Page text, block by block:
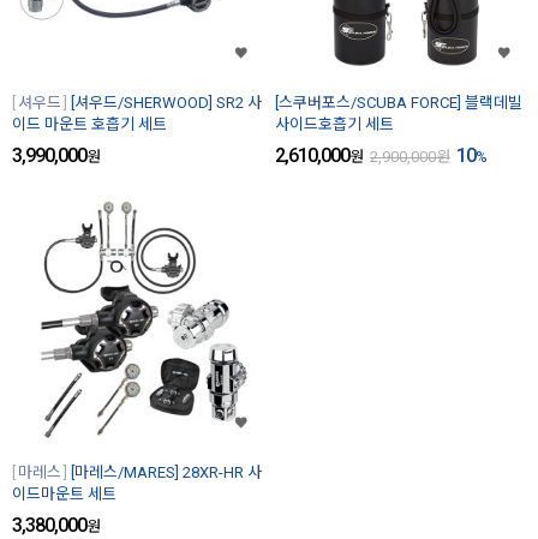
셔우드
[셔우드/SHERWOOD] SR2 사
이드 마운트 호흡기 세트
3,990,000원
[스쿠버포스/SCUBA FORCE] 블랙데빌
사이드호흡기 세트
2,610,000원 2,900,000원 10%
마레스
[마레스/MARES] 28XR-HR 사
이드마운트 세트
3,380,000원